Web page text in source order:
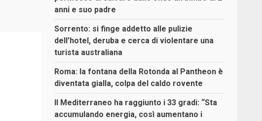
anni e suo padre
Sorrento: si finge addetto alle pulizie
dell’hotel, deruba e cerca di violentare una
turista australiana
Roma: la fontana della Rotonda al Pantheon è
diventata gialla, colpa del caldo rovente
Il Mediterraneo ha raggiunto i 33 gradi: “Sta
accumulando energia, così aumentano i